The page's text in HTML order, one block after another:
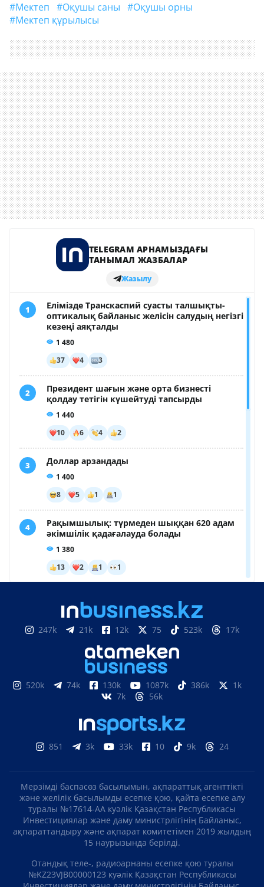
#мектеп #оқушы саны
#оқушы орны
#мектеп құрылысы
247k 21k 12k 75 523k 17k
520k 74k 130k 1087k 386k
1k
7k
56k
851 3k 33k 10 9k 24
Мерзімді баспасөз басылымын, ақпараттық агенттікті
және желілік басылымды есепке қою, қайта есепке алу
туралы №17614-АА куәлік Қазақстан Республикасы
Инвестициялар және даму министрлігінің Байланыс,
ақпараттандыру және ақпарат комитетімен 2019 жылдың
15 наурызында берілді.
Отандық теле-, радиоарнаны есепке қою туралы
№KZ23VJB00000123 куәлік Қазақстан Республикасы